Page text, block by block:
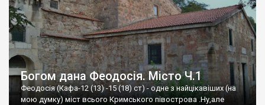
Богом дана Феодосія. Місто Ч.1
Феодосія (Кафа-12 (13) -15 (18) ст) - одне з найцікавіших (на
мою думку) міст всього Кримського півострова .Ну,але